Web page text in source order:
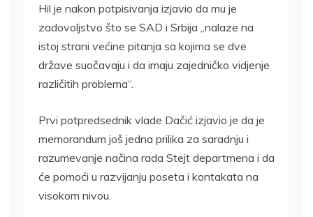
Hil je nakon potpisivanja izjavio da mu je
zadovoljstvo što se SAD i Srbija „nalaze na
istoj strani većine pitanja sa kojima se dve
države suočavaju i da imaju zajedničko vidjenje
različitih problema“.
Prvi potpredsednik vlade Dačić izjavio je da je
memorandum još jedna prilika za saradnju i
razumevanje načina rada Stejt departmena i da
će pomoći u razvijanju poseta i kontakata na
visokom nivou.